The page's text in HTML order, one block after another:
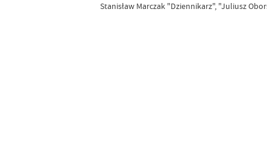
Stanisław Marczak "Dziennikarz", "Juliusz